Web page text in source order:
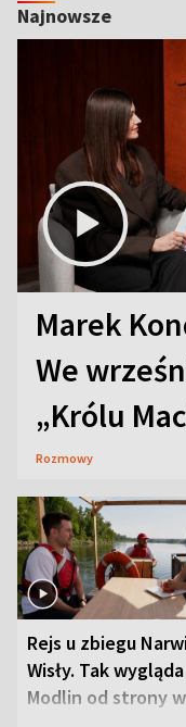
Najnowsze
Marek
We
„Królu
Rozmowy
Rejs u zbiegu
Wisły. Tak wygląda
Modlin od strony